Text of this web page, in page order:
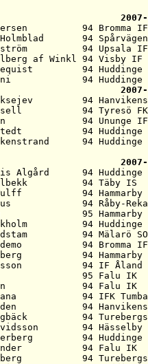
94 Bromma
94
94 Upsala
af Winkl 94 Visby IF
94 Huddinge
94 Huddinge
94
94 Tyresö
94 Ununge
94 Huddinge
2007-
Algård      94
94 Täby IS
94 Hammarby
94 Råby-
95 Hammarby
94 Huddinge
94 Mälarö
94 Bromma
94 Hammarby
94 IF Åland
95 Falu IK
94 Falu
94 IFK
94
94
94 Hässelby
94 Huddinge
94 Falu
94